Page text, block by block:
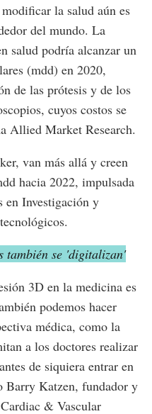
la salud aún es
del mundo. La
salud podría alcanzar un
(mdd) en 2020,
de las prótesis y de los
cuyos costos se
Allied Market Research.
van más allá y creen
hacia 2022, impulsada
en Investigación y
también se 'digitalizan'
3D en la medicina es
podemos hacer
médica, como la
a los doctores realizar
de siquiera entrar en
Barry Katzen, fundador y
& Vascular